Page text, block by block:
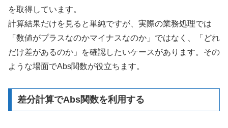
を取得しています。
計算結果だけを見ると単純ですが、実際の業務処理では
「数値がプラスなのかマイナスなのか」ではなく、「どれ
だけ差があるのか」を確認したいケースがあります。その
ような場面でAbs関数が役立ちます。
差分計算でAbs関数を利用する